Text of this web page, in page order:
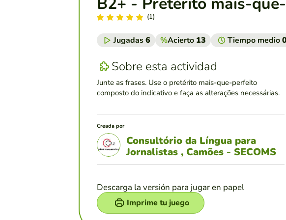
(1)
Jugadas6 %Acierto 13 Tiempo medio
Sobre esta actividad
Junte as frases. Use o pretérito mais-que-perfeito
composto do indicativo e faça as alterações necessárias.
Creada por
Consultório da Língua para
Jornalistas , Camões - SECOMS
Descarga la versión para jugar en papel
Imprime tu juego